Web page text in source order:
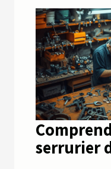
serrurier